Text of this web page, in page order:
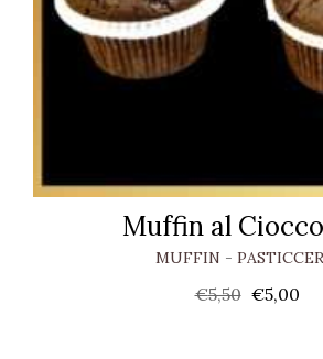
Muffin al
MUFFIN -
€5,50 €5,00